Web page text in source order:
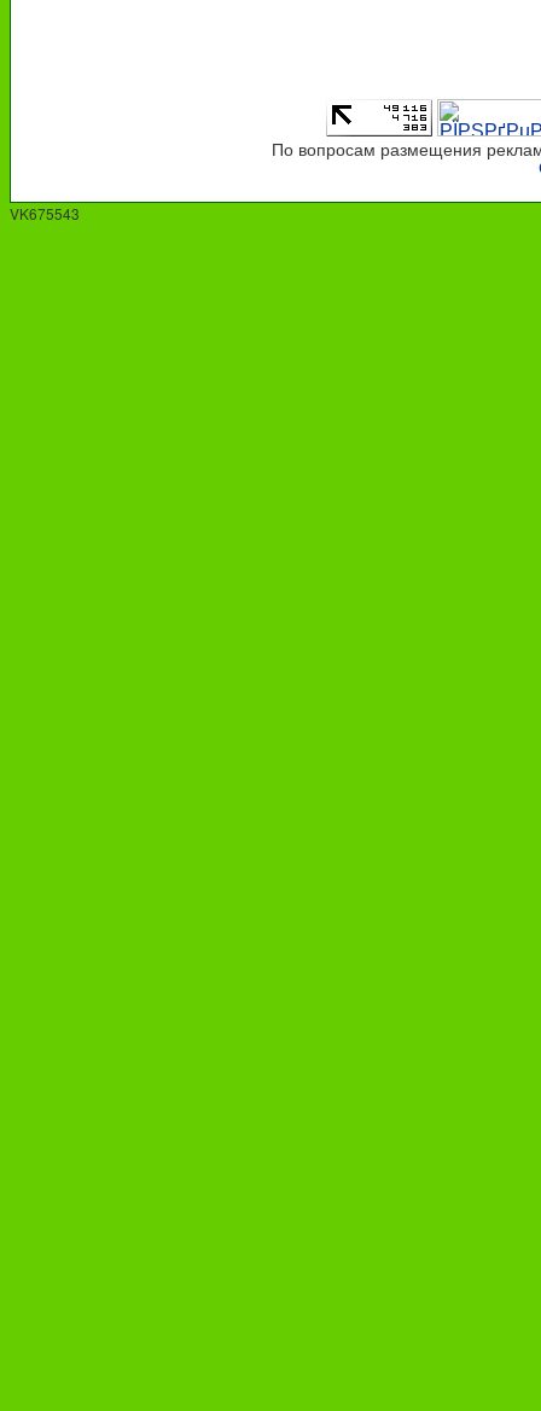
По вопросам размещения
VK675543